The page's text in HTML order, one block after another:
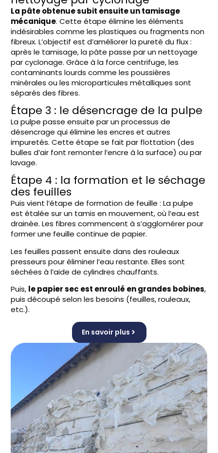
La pâte obtenue subit ensuite un tamisage
mécanique. Cette étape élimine les éléments
indésirables comme les plastiques ou fragments non
fibreux. L’objectif est d’améliorer la pureté du flux :
après le tamisage, la pâte passe par un nettoyage
par cyclonage. Grâce à la force centrifuge, les
contaminants lourds comme les poussières
minérales ou les microparticules métalliques sont
séparés des fibres.
Étape 3 : le désencrage de la pulpe
La pulpe passe ensuite par un processus de
désencrage qui élimine les encres et autres
impuretés. Cette étape se fait par flottation (des
bulles d’air font remonter l’encre à la surface) ou par
lavage.
Étape 4 : la formation et le séchage
des feuilles
Puis vient l’étape de formation de feuille : La pulpe
est étalée sur un tamis en mouvement, où l’eau est
drainée. Les fibres commencent à s’agglomérer pour
former une feuille continue de papier.
Les feuilles passent ensuite dans des rouleaux
presseurs pour éliminer l’eau restante. Elles sont
séchées à l’aide de cylindres chauffants.
Puis, le papier sec est enroulé en grandes bobines,
puis découpé selon les besoins (feuilles, rouleaux,
etc.).
En savoir plus